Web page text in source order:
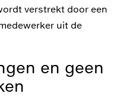
verstrekt door een
uit de
en geen